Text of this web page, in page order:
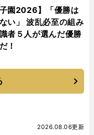
子園2026】「優勝は
い」 波乱必至の組み
者５人が選んだ優勝
！
2026.08.06更新